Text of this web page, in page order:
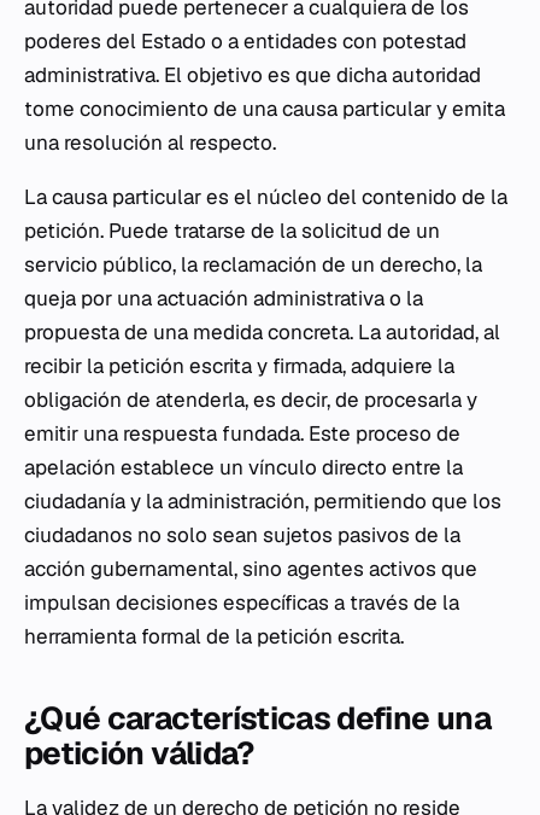
autoridad puede pertenecer a cualquiera de los
poderes del Estado o a entidades con potestad
administrativa. El objetivo es que dicha autoridad
tome conocimiento de una causa particular y emita
una resolución al respecto.
La causa particular es el núcleo del contenido de la
petición. Puede tratarse de la solicitud de un
servicio público, la reclamación de un derecho, la
queja por una actuación administrativa o la
propuesta de una medida concreta. La autoridad, al
recibir la petición escrita y firmada, adquiere la
obligación de atenderla, es decir, de procesarla y
emitir una respuesta fundada. Este proceso de
apelación establece un vínculo directo entre la
ciudadanía y la administración, permitiendo que los
ciudadanos no solo sean sujetos pasivos de la
acción gubernamental, sino agentes activos que
impulsan decisiones específicas a través de la
herramienta formal de la petición escrita.
¿Qué características define una
petición válida?
La validez de un derecho de petición no reside